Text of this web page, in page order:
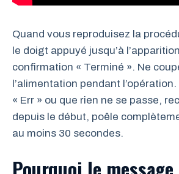
Quand vous reproduisez la
le doigt appuyé jusqu’à
confirmation « Terminé ». Ne
l’alimentation pendant
« Err » ou que rien ne se passe,
depuis le début, poêle
au moins 30 secondes.
Pourquoi le